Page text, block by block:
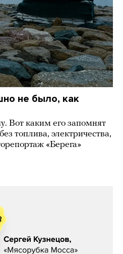
не было, как
Вот каким его запомнят
топлива, электричества,
«Берега»